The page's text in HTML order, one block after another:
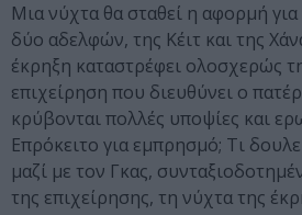
Μια νύχτα θα σταθεί η αφορμή
δύο αδελφών, της Κέιτ και της
έκρηξη καταστρέφει ολοσχερώς
επιχείρηση που διευθύνει ο
κρύβονται πολλές υποψίες και
Επρόκειτο για εμπρησμό; Τι
μαζί με τον Γκας,
της επιχείρησης, τη νύχτα της